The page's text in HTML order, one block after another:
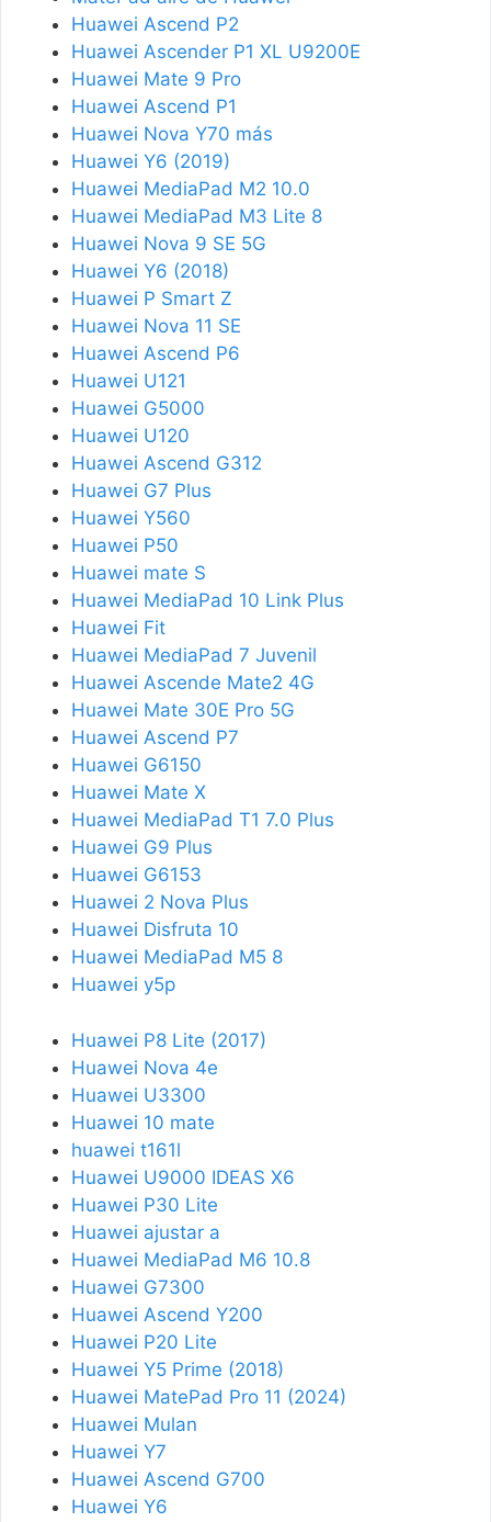
Huawei Ascend P2
Huawei Ascender P1 XL U9200E
Huawei Mate 9 Pro
Huawei Ascend P1
Huawei Nova Y70 más
Huawei Y6 (2019)
Huawei MediaPad M2 10.0
Huawei MediaPad M3 Lite 8
Huawei Nova 9 SE 5G
Huawei Y6 (2018)
Huawei P Smart Z
Huawei Nova 11 SE
Huawei Ascend P6
Huawei U121
Huawei G5000
Huawei U120
Huawei Ascend G312
Huawei G7 Plus
Huawei Y560
Huawei P50
Huawei mate S
Huawei MediaPad 10 Link Plus
Huawei Fit
Huawei MediaPad 7 Juvenil
Huawei Ascende Mate2 4G
Huawei Mate 30E Pro 5G
Huawei Ascend P7
Huawei G6150
Huawei Mate X
Huawei MediaPad T1 7.0 Plus
Huawei G9 Plus
Huawei G6153
Huawei 2 Nova Plus
Huawei Disfruta 10
Huawei MediaPad M5 8
Huawei y5p
Huawei P8 Lite (2017)
Huawei Nova 4e
Huawei U3300
Huawei 10 mate
huawei t161l
Huawei U9000 IDEAS X6
Huawei P30 Lite
Huawei ajustar a
Huawei MediaPad M6 10.8
Huawei G7300
Huawei Ascend Y200
Huawei P20 Lite
Huawei Y5 Prime (2018)
Huawei MatePad Pro 11 (2024)
Huawei Mulan
Huawei Y7
Huawei Ascend G700
Huawei Y6